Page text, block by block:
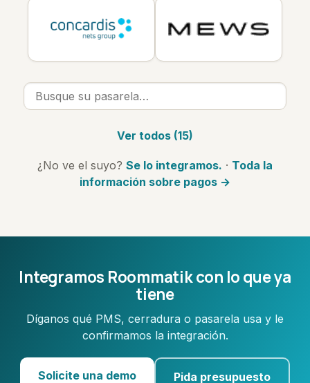
Ver todos (15)
¿No ve el suyo? Se lo integramos. · Toda la
información sobre pagos →
Integramos Roommatik con lo que ya
tiene
Díganos qué PMS, cerradura o pasarela usa y le
confirmamos la integración.
Solicite una demo Pida presupuesto